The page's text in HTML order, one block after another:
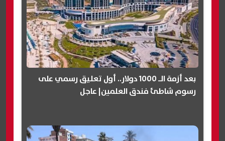
بعد أزمة الـ 1000 دولار.. أول تعليق رسمي على
رسوم شاطئ فندق العلمين| عاجل